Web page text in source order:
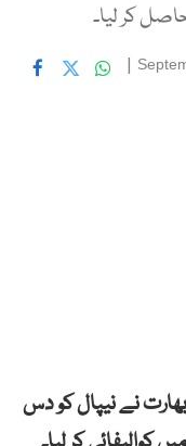
|
نے نیپال کو دس